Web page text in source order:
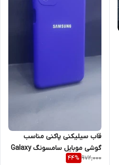
قاب سیلیکنی پاکنی مناسب
گوشی موبایل سامسونگ Galaxy
A13 5G
972,000
44%